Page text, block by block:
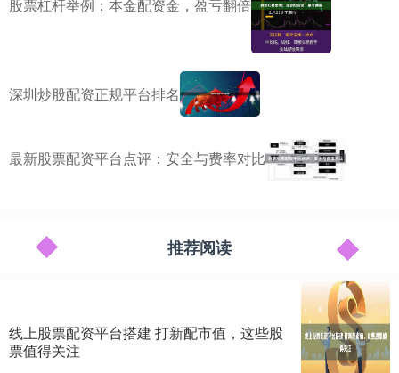
股票杠杆举例：本金配资金，盈亏翻倍
深圳炒股配资正规平台排名
最新股票配资平台点评：安全与费率对比
推荐阅读
线上股票配资平台搭建 打新配市值，这些股
票值得关注